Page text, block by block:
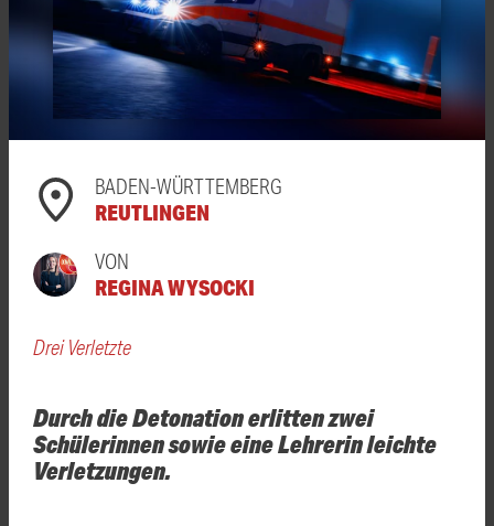
BADEN-WÜRTTEMBERG
REUTLINGEN
VON
REGINA WYSOCKI
Drei Verletzte
Durch die Detonation erlitten zwei
Schülerinnen sowie eine Lehrerin leichte
Verletzungen.